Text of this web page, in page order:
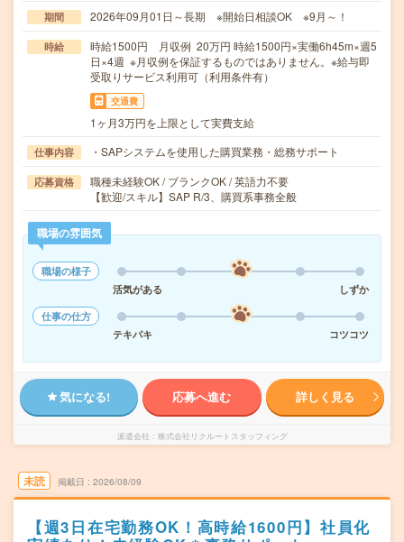
期間 2026年09月01日～長期 ※開始日相談OK ※9月～！
時給
時給1500円 月収例 20万円 時給1500円×実働6h45m×週5
日×4週 ※月収例を保証するものではありません。※給与即
受取りサービス利用可（利用条件有）
交通費
1ヶ月3万円を上限として実費支給
仕事内容 ・SAPシステムを使用した購買業務・総務サポート
応募資格
職種未経験OK / ブランクOK / 英語力不要
【歓迎/スキル】SAP R/3、購買系事務全般
職場の雰囲気
職場の様子
活気がある
しずか
仕事の仕方
テキパキ
コツコツ
気になる! 応募へ進む 詳しく見る
派遣会社 株式会社リクルートスタッフィング
未読 掲載日 2026/08/09
【週3日在宅勤務OK！高時給1600円】社員化